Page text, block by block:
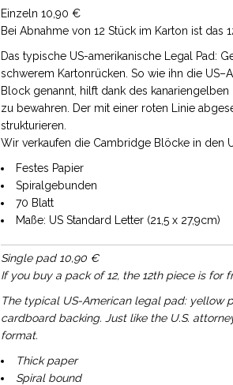
Einzeln 10,90 €
Bei Abnahme von 12 Stück im Karton ist das
Das typische US-amerikanische Legal Pad:
schwerem Kartonrücken. So wie ihn die
Block genannt, hilft dank des
zu bewahren. Der mit einer roten Linie
strukturieren.
Wir verkaufen die Cambridge Blöcke in den
Festes Papier
Spiralgebunden
70 Blatt
Maße: US Standard Letter (21,5 x 27,9cm)
Single pad 10,90 €
If you buy a pack of 12, the 12th piece is for
The typical US-American legal pad: yellow
cardboard backing. Just like the U.S.
format.
Thick paper
Spiral bound